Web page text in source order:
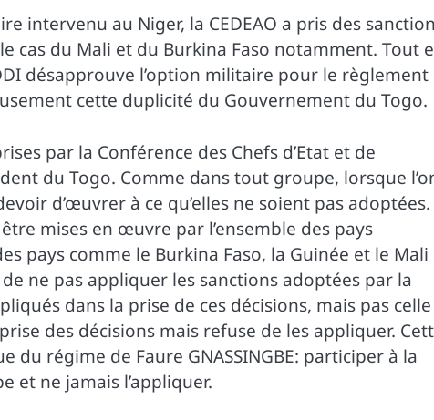
intervenu au Niger, la CEDEAO a pris des
cas du Mali et du Burkina Faso notamment. Tout
désapprouve l’option militaire pour le règlement
cette duplicité du Gouvernement du Togo.
par la Conférence des Chefs d’Etat et de
du Togo. Comme dans tout groupe, lorsque
d’œuvrer à ce qu’elles ne soient pas adoptées.
mises en œuvre par l’ensemble des pays
pays comme le Burkina Faso, la Guinée et le Mali
ne pas appliquer les sanctions adoptées par la
dans la prise de ces décisions, mais pas celle
des décisions mais refuse de les appliquer.
régime de Faure GNASSINGBE: participer à la
et ne jamais l’appliquer.